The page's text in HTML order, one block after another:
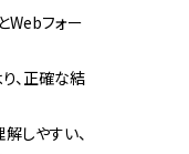
Webフォー
、正確な結
しやすい、